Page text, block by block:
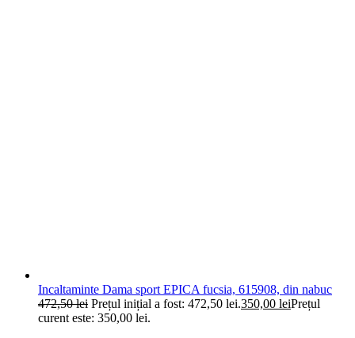
Incaltaminte Dama sport EPICA fucsia, 615908, din nabuc
472,50lei Prețul inițial a fost: 472,50 lei.350,00 leiPrețul
curent este: 350,00 lei.